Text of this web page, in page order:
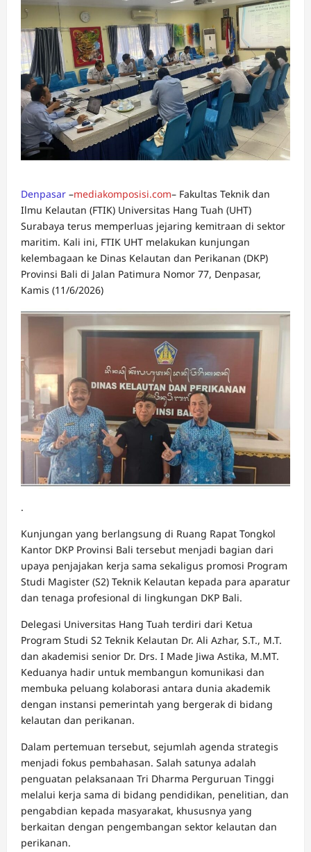
Denpasar –mediakomposisi.com– Fakultas Teknik dan
Ilmu Kelautan (FTIK) Universitas Hang Tuah (UHT)
Surabaya terus memperluas jejaring kemitraan di sektor
maritim. Kali ini, FTIK UHT melakukan kunjungan
kelembagaan ke Dinas Kelautan dan Perikanan (DKP)
Provinsi Bali di Jalan Patimura Nomor 77, Denpasar,
Kamis (11/6/2026)
.
Kunjungan yang berlangsung di Ruang Rapat Tongkol
Kantor DKP Provinsi Bali tersebut menjadi bagian dari
upaya penjajakan kerja sama sekaligus promosi Program
Studi Magister (S2) Teknik Kelautan kepada para aparatur
dan tenaga profesional di lingkungan DKP Bali.
Delegasi Universitas Hang Tuah terdiri dari Ketua
Program Studi S2 Teknik Kelautan Dr. Ali Azhar, S.T., M.T.
dan akademisi senior Dr. Drs. I Made Jiwa Astika, M.MT.
Keduanya hadir untuk membangun komunikasi dan
membuka peluang kolaborasi antara dunia akademik
dengan instansi pemerintah yang bergerak di bidang
kelautan dan perikanan.
Dalam pertemuan tersebut, sejumlah agenda strategis
menjadi fokus pembahasan. Salah satunya adalah
penguatan pelaksanaan Tri Dharma Perguruan Tinggi
melalui kerja sama di bidang pendidikan, penelitian, dan
pengabdian kepada masyarakat, khususnya yang
berkaitan dengan pengembangan sektor kelautan dan
perikanan.